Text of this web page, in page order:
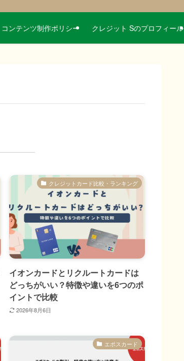
コンテンツ制作ポリシー クレジット Sのプロフィール
クレジットカード比較・ランキング
イオンカードとリクルートカードは
どっちがいい？特徴や違いを6つのポ
イントで比較
2026年8月6日
エポスカード